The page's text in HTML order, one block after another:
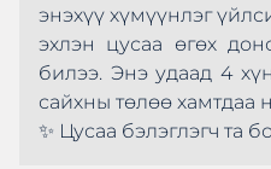
энэхүү хүмүүнлэг
эхлэн цусаа өгөх
билээ. Энэ удаад 4
сайхны төлөө хамтдаа
✨ Цусаа бэлэглэгч та